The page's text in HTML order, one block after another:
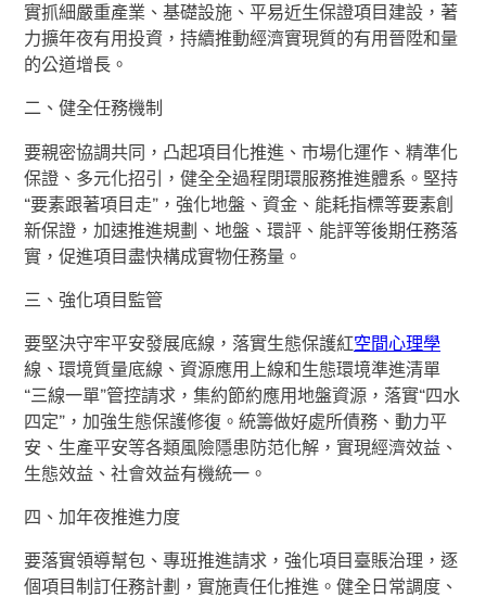
實抓細嚴重產業、基礎設施、平易近生保證項目建設，著
力擴年夜有用投資，持續推動經濟實現質的有用晉陞和量
的公道增長。
二、健全任務機制
要親密協調共同，凸起項目化推進、市場化運作、精準化
保證、多元化招引，健全全過程閉環服務推進體系。堅持
“要素跟著項目走”，強化地盤、資金、能耗指標等要素創
新保證，加速推進規劃、地盤、環評、能評等後期任務落
實，促進項目盡快構成實物任務量。
三、強化項目監管
要堅決守牢平安發展底線，落實生態保護紅空間心理學
線、環境質量底線、資源應用上線和生態環境準進清單
“三線一單”管控請求，集約節約應用地盤資源，落實“四水
四定”，加強生態保護修復。統籌做好處所債務、動力平
安、生產平安等各類風險隱患防范化解，實現經濟效益、
生態效益、社會效益有機統一。
四、加年夜推進力度
要落實領導幫包、專班推進請求，強化項目臺賬治理，逐
個項目制訂任務計劃，實施責任化推進。健全日常調度、